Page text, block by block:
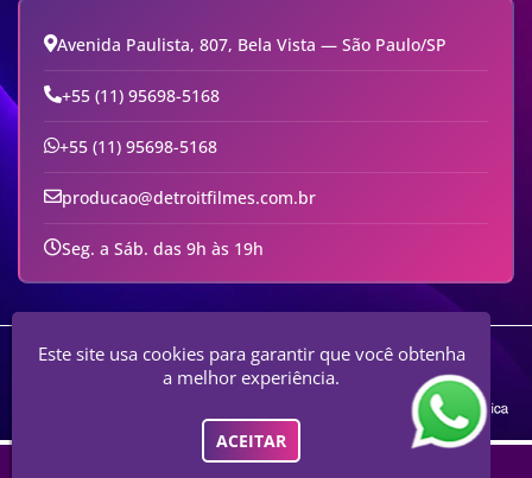
Avenida Paulista, 807, Bela Vista — São Paulo/SP
+55 (11) 95698-5168
+55 (11) 95698-5168
producao@detroitfilmes.com.br
Seg. a Sáb. das 9h às 19h
Engaja Comunicação E Serviços Digitais - Audiovisual E Comunicação
Este site usa cookies para garantir que você obtenha
a melhor experiência.
ACEITAR